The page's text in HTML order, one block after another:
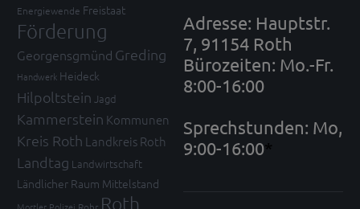
Energiewende Freistaat
Förderung
Georgensgmünd Greding
Handwerk Heideck
Hilpoltstein Jagd
Kammerstein Kommunen
Kreis Roth Landkreis Roth
Landtag Landwirtschaft
Ländlicher Raum Mittelstand
Mortler Polizei Rohr Roth
Adresse: Hauptstr.
7, 91154 Roth
Bürozeiten: Mo.-Fr.
8:00-16:00
Sprechstunden: Mo,
9:00-16:00*